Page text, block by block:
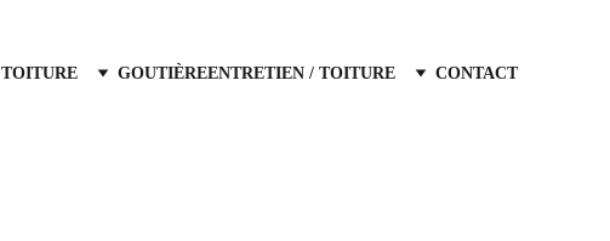
TOITURE GOUTIÈREENTRETIEN / TOITURE CONTACT